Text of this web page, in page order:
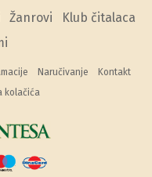
Žanrovi
Klub čitalaca
Naručivanje
Kontakt
kolačića